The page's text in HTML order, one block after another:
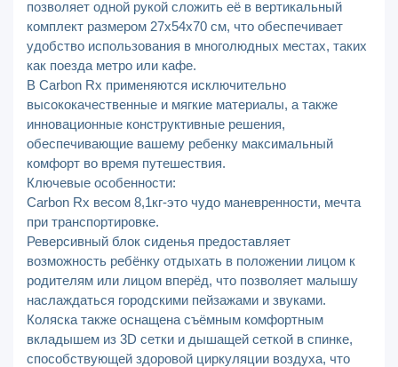
позволяет одной рукой сложить её в вертикальный
комплект размером 27х54х70 см, что обеспечивает
удобство использования в многолюдных местах, таких
как поезда метро или кафе.
В Carbon Rx применяются исключительно
высококачественные и мягкие материалы, а также
инновационные конструктивные решения,
обеспечивающие вашему ребенку максимальный
комфорт во время путешествия.
Ключевые особенности:
Carbon Rx весом 8,1кг-это чудо маневренности, мечта
при транспортировке.
Реверсивный блок сиденья предоставляет
возможность ребёнку отдыхать в положении лицом к
родителям или лицом вперёд, что позволяет малышу
наслаждаться городскими пейзажами и звуками.
Коляска также оснащена съёмным комфортным
вкладышем из 3D сетки и дышащей сеткой в спинке,
способствующей здоровой циркуляции воздуха, что